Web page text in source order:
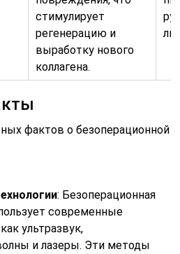
стимулирует
регенерацию и
выработку нового
коллагена.
фактов о безоперационной
: Безоперационная
современные
ультразвук,
и лазеры. Эти методы